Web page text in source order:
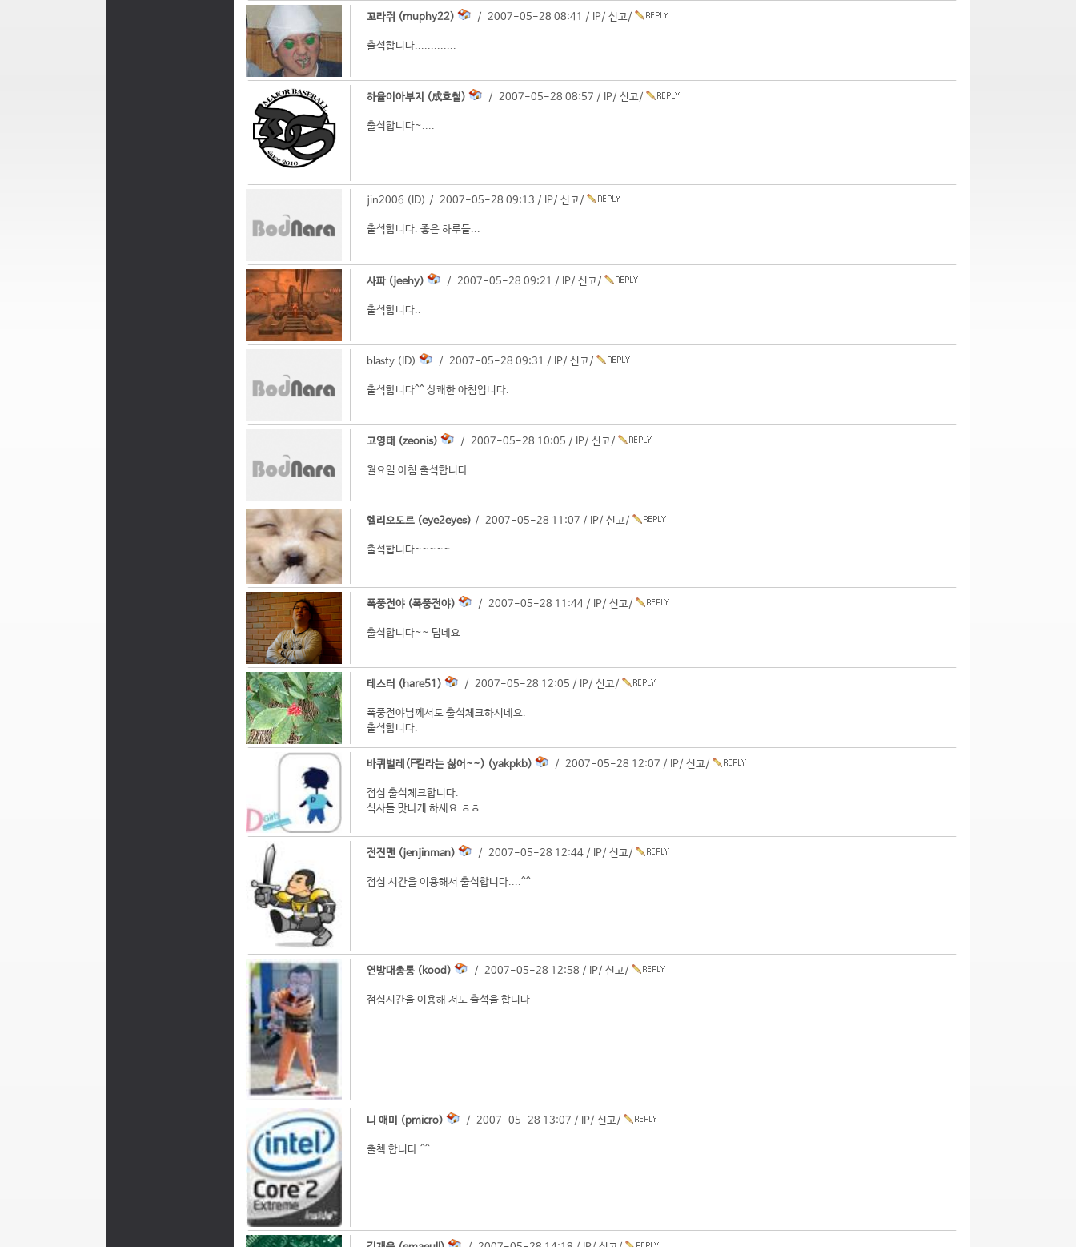
꼬라쥐 (muphy22) / 2007-05-28 08:41 / IP/ 신고/
출석합니다.............
하율이아부지 (成호철) / 2007-05-28 08:57 / IP/ 신고/
출석합니다~....
jin2006 (ID) / 2007-05-28 09:13 / IP/ 신고/
출석합니다. 좋은 하루들...
사파 (jeehy) / 2007-05-28 09:21 / IP/ 신고/
출석합니다..
blasty (ID) / 2007-05-28 09:31 / IP/ 신고/
출석합니다^^ 상쾌한 아침입니다.
고영태 (zeonis) / 2007-05-28 10:05 / IP/ 신고/
월요일 아침 출석합니다.
헬리오도르 (eye2eyes) / 2007-05-28 11:07 / IP/ 신고/
출석합니다~~~~~
폭풍전야 (폭풍전야) / 2007-05-28 11:44 / IP/ 신고/
출석합니다~~ 덥네요
테스터 (hare51) / 2007-05-28 12:05 / IP/ 신고/
폭풍전야님께서도 출석체크하시네요.
출석합니다.
바퀴벌레(F킬라는 싫어~~) (yakpkb) / 2007-05-28 12:07 / IP/ 신고/
점심 출석체크합니다.
식사들 맛나게 하세요.ㅎㅎ
전진맨 (jenjinman) / 2007-05-28 12:44 / IP/ 신고/
점심 시간을 이용해서 출석합니다....^^
연방대총통 (kood) / 2007-05-28 12:58 / IP/ 신고/
점심시간을 이용해 저도 출석을 합니다
니 애미 (pmicro) / 2007-05-28 13:07 / IP/ 신고/
출첵 합니다.^^